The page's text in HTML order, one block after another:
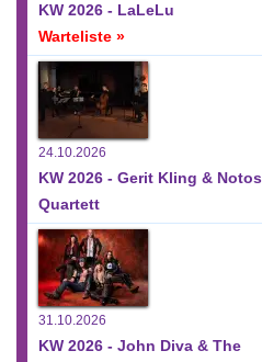
KW 2026 - LaLeLu
Warteliste »
24.10.2026
KW 2026 - Gerit Kling & Notos
Quartett
31.10.2026
KW 2026 - John Diva & The